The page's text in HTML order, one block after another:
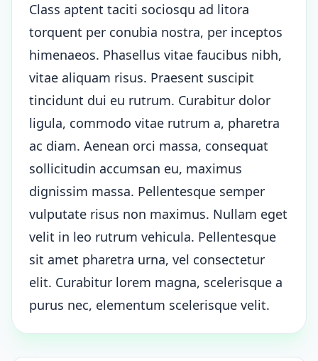
Class aptent taciti sociosqu ad litora
torquent per conubia nostra, per inceptos
himenaeos. Phasellus vitae faucibus nibh,
vitae aliquam risus. Praesent suscipit
tincidunt dui eu rutrum. Curabitur dolor
ligula, commodo vitae rutrum a, pharetra
ac diam. Aenean orci massa, consequat
sollicitudin accumsan eu, maximus
dignissim massa. Pellentesque semper
vulputate risus non maximus. Nullam eget
velit in leo rutrum vehicula. Pellentesque
sit amet pharetra urna, vel consectetur
elit. Curabitur lorem magna, scelerisque a
purus nec, elementum scelerisque velit.